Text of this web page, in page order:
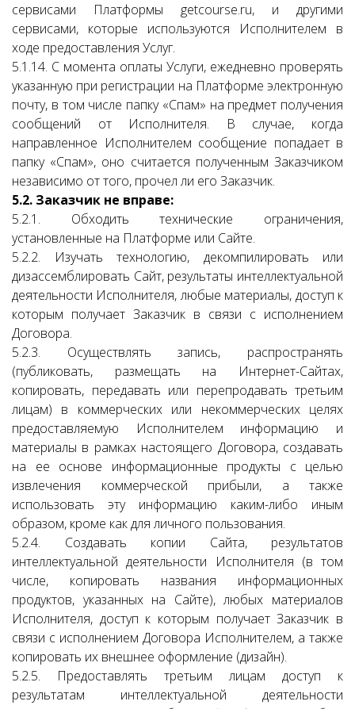
сервисами Платформы getcourse.ru, и другими
сервисами, которые используются Исполнителем в
ходе предоставления Услуг.
5.1.14. С момента оплаты Услуги, ежедневно проверять
указанную при регистрации на Платформе электронную
почту, в том числе папку «Спам» на предмет получения
сообщений от Исполнителя. В случае, когда
направленное Исполнителем сообщение попадает в
папку «Спам», оно считается полученным Заказчиком
независимо от того, прочел ли его Заказчик.
5.2. Заказчик не вправе:
5.2.1. Обходить технические ограничения,
установленные на Платформе или Сайте.
5.2.2. Изучать технологию, декомпилировать или
дизассемблировать Сайт, результаты интеллектуальной
деятельности Исполнителя, любые материалы, доступ к
которым получает Заказчик в связи с исполнением
Договора.
5.2.3. Осуществлять запись, распространять
(публиковать, размещать на Интернет-Сайтах,
копировать, передавать или перепродавать третьим
лицам) в коммерческих или некоммерческих целях
предоставляемую Исполнителем информацию и
материалы в рамках настоящего Договора, создавать
на ее основе информационные продукты с целью
извлечения коммерческой прибыли, а также
использовать эту информацию каким-либо иным
образом, кроме как для личного пользования.
5.2.4. Создавать копии Сайта, результатов
интеллектуальной деятельности Исполнителя (в том
числе, копировать названия информационных
продуктов, указанных на Сайте), любых материалов
Исполнителя, доступ к которым получает Заказчик в
связи с исполнением Договора Исполнителем, а также
копировать их внешнее оформление (дизайн).
5.2.5. Предоставлять третьим лицам доступ к
результатам интеллектуальной деятельности